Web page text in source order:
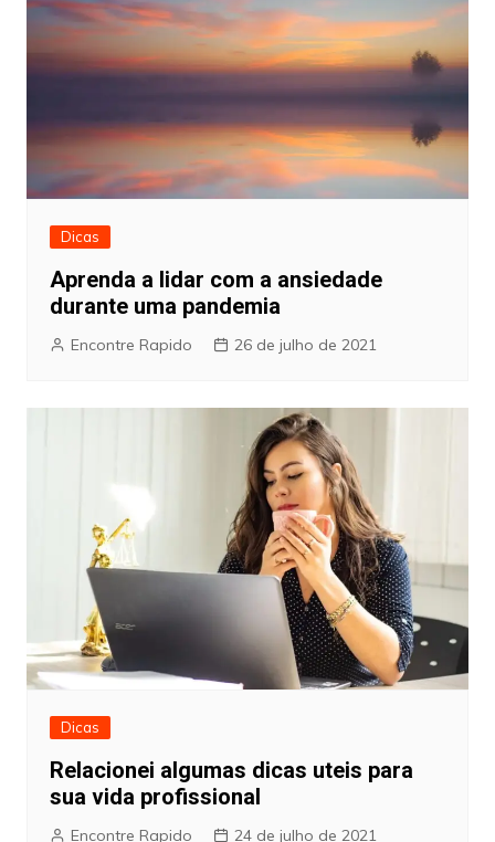
Dicas
Aprenda a lidar com a ansiedade
durante uma pandemia
Encontre Rapido 26 de julho de 2021
Dicas
Relacionei algumas dicas uteis para
sua vida profissional
Encontre Rapido 24 de julho de 2021